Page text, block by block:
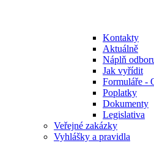
Kontakty
Aktuálně
Náplň
Jak vyřídit
Formuláře -
Poplatky
Dokumenty
Legislativa
Veřejné zakázky
Vyhlášky a pravidla